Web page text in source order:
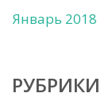
Январь 2018
РУБРИКИ